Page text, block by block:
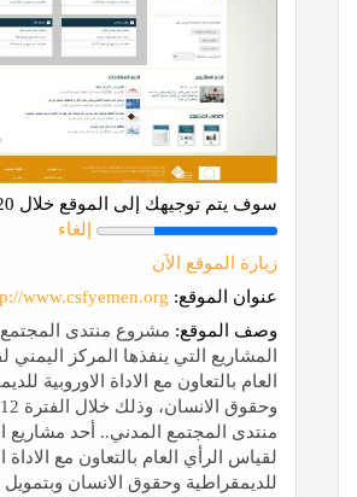
سوف يتم توجيهك إلى الموقع خلال 20 ثانية
إلغاء
زيارة الموقع الآن
عنوان الموقع: www.csfyemen.org
وصف الموقع: مشروع منتدى المجتمع
المشاريع التي ينفذها المركز اليمني
العام بالتعاون مع الاداة الاوروبية
منتدى المجتمع المدني.. أحد مشاريع
لقياس الرأي العام بالتعاون مع الاداة
للديمقراطية وحقوق الانسان